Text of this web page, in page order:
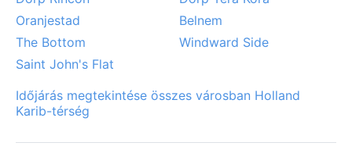
Karib-tenger itt egész évben hívogató.
Oranjestad
Belnem
The Bottom
Windward Side
Saint John's Flat
Időjárás megtekintése összes városban Holland
Karib-térség